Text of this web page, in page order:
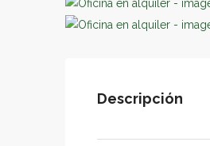
Descripción